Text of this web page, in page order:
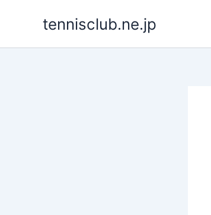
tennisclub.ne.jp